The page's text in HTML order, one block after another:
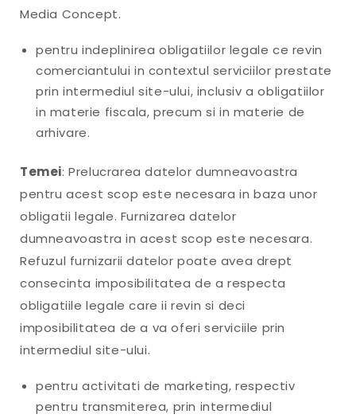
Media Concept.
pentru indeplinirea obligatiilor legale ce revin
comerciantului in contextul serviciilor prestate
prin intermediul site-ului, inclusiv a obligatiilor
in materie fiscala, precum si in materie de
arhivare.
Temei: Prelucrarea datelor dumneavoastra
pentru acest scop este necesara in baza unor
obligatii legale. Furnizarea datelor
dumneavoastra in acest scop este necesara.
Refuzul furnizarii datelor poate avea drept
consecinta imposibilitatea de a respecta
obligatiile legale care ii revin si deci
imposibilitatea de a va oferi serviciile prin
intermediul site-ului.
pentru activitati de marketing, respectiv
pentru transmiterea, prin intermediul